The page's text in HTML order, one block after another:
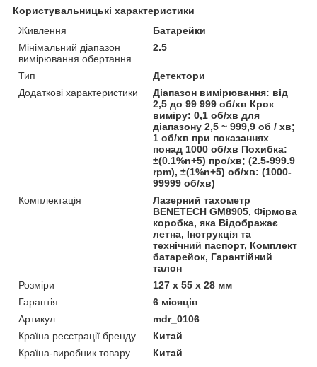
Користувальницькі характеристики
Живлення
Батарейки
Мінімальний діапазон
вимірювання обертання
2.5
Тип
Детектори
Додаткові характеристики
Діапазон вимірювання: від
2,5 до 99 999 об/хв Крок
виміру: 0,1 об/хв для
діапазону 2,5 ~ 999,9 об / хв;
1 об/хв при показаннях
понад 1000 об/хв Похибка:
±(0.1%n+5) про/хв; (2.5-999.9
rpm), ±(1%n+5) об/хв: (1000-
99999 об/хв)
Комплектація
Лазерний тахометр
BENETECH GM8905, Фірмова
коробка, яка Відображає
летна, Інструкція та
технічний паспорт, Комплект
батарейок, Гарантійний
талон
Розміри
127 х 55 х 28 мм
Гарантія
6 місяців
Артикул
mdr_0106
Країна реєстрації бренду
Китай
Країна-виробник товару
Китай